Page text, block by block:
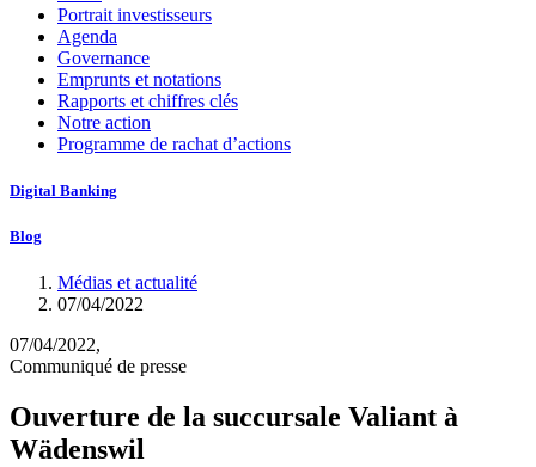
Portrait investisseurs
Agenda
Governance
Emprunts et notations
Rapports et chiffres clés
Notre action
Programme de rachat d’actions
Digital Banking
Blog
Médias et actualité
07/04/2022
07/04/2022,
Communiqué de presse
Ouverture de la succursale Valiant à
Wädenswil